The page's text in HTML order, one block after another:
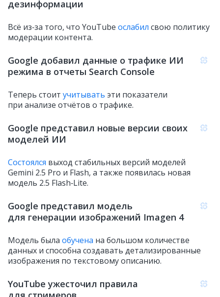
дезинформации
Всё из‑за того, что YouTube ослабил свою политику
модерации контента.
Google добавил данные о трафике ИИ
режима в отчеты Search Console
Теперь стоит учитывать эти показатели
при анализе отчётов о трафике.
Google представил новые версии своих
моделей ИИ
Состоялся выход стабильных версий моделей
Gemini 2.5 Pro и Flash, а также появилась новая
модель 2.5 Flash‑Lite.
Google представил модель
для генерации изображений Imagen 4
Модель была обучена на большом количестве
данных и способна создавать детализированные
изображения по текстовому описанию.
YouTube ужесточил правила